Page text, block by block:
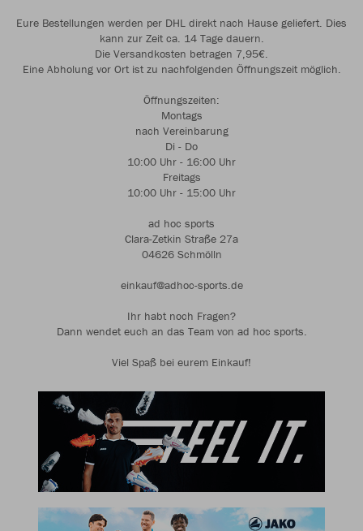
Eure Bestellungen werden per DHL direkt nach Hause geliefert. Dies
kann zur Zeit ca. 14 Tage dauern.
Die Versandkosten betragen 7,95€.
Eine Abholung vor Ort ist zu nachfolgenden Öffnungszeit möglich.
Öffnungszeiten:
Montags
nach Vereinbarung
Di - Do
10:00 Uhr - 16:00 Uhr
Freitags
10:00 Uhr - 15:00 Uhr
ad hoc sports
Clara-Zetkin Straße 27a
04626 Schmölln
einkauf@adhoc-sports.de
Ihr habt noch Fragen?
Dann wendet euch an das Team von ad hoc sports.
Viel Spaß bei eurem Einkauf!